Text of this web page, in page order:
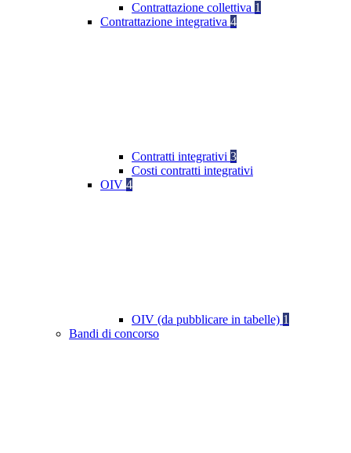
Contrattazione collettiva 1
Contrattazione integrativa 4
Contratti integrativi 3
Costi contratti integrativi
OIV 4
OIV (da pubblicare in tabelle) 1
Bandi di concorso